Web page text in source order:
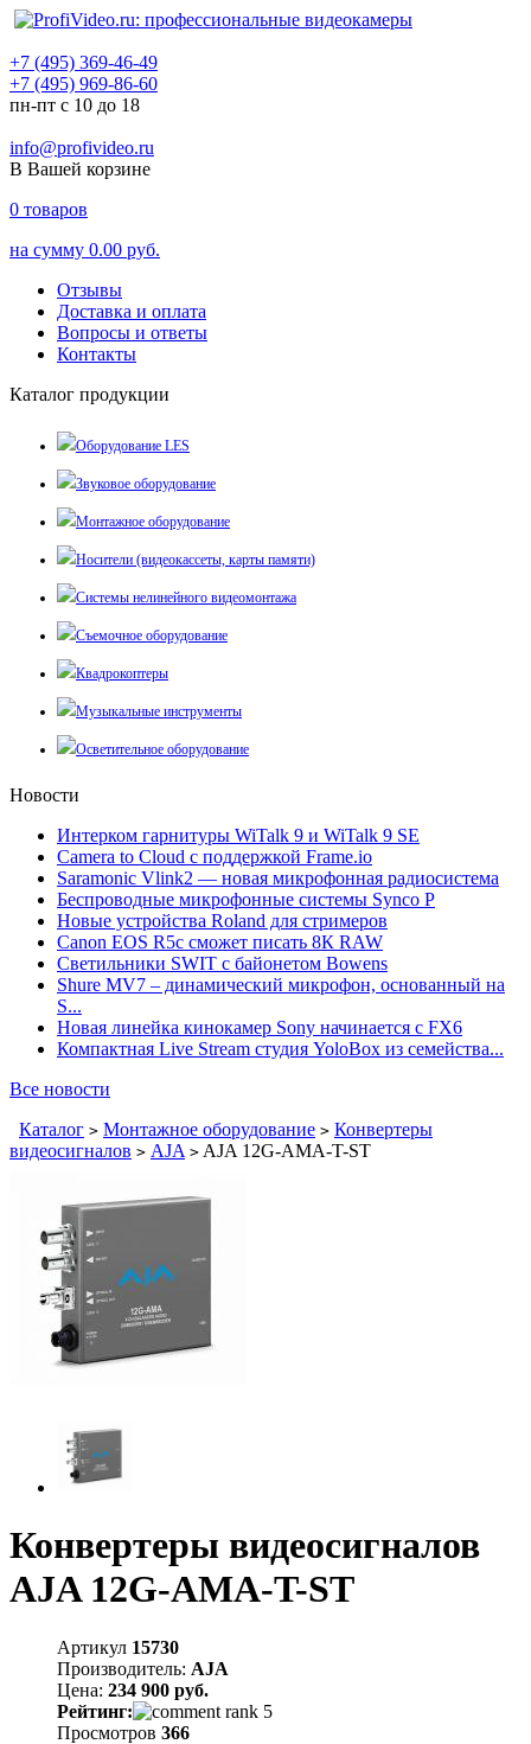
+7 (495) 369-46-49
+7 (495) 969-86-60
пн-пт с 10 до 18
info@profivideo.ru
В Вашей корзине
0 товаров
на сумму 0.00 руб.
Отзывы
Доставка и оплата
Вопросы и ответы
Контакты
Каталог продукции
Оборудование LES
Звуковое оборудование
Монтажное оборудование
Носители (видеокассеты, карты памяти)
Системы нелинейного видеомонтажа
Съемочное оборудование
Квадрокоптеры
Музыкальные инструменты
Осветительное оборудование
Новости
Интерком гарнитуры WiTalk 9 и WiTalk 9 SE
Camera to Cloud с поддержкой Frame.io
Saramonic Vlink2 — новая микрофонная радиосистема
Беспроводные микрофонные системы Synco P
Новые устройства Roland для стримеров
Canon EOS R5c сможет писать 8К RAW
Светильники SWIT с байонетом Bowens
Shure MV7 – динамический микрофон, основанный на
S...
Новая линейка кинокамер Sony начинается с FX6
Компактная Live Stream студия YoloBox из семейства...
Все новости
Каталог > Монтажное оборудование > Конвертеры
видеосигналов > AJA > AJA 12G-AMA-T-ST
Конвертеры видеосигналов
AJA 12G-AMA-T-ST
Артикул 15730
Производитель: AJA
Цена: 234 900 руб.
Рейтинг:
Просмотров 366